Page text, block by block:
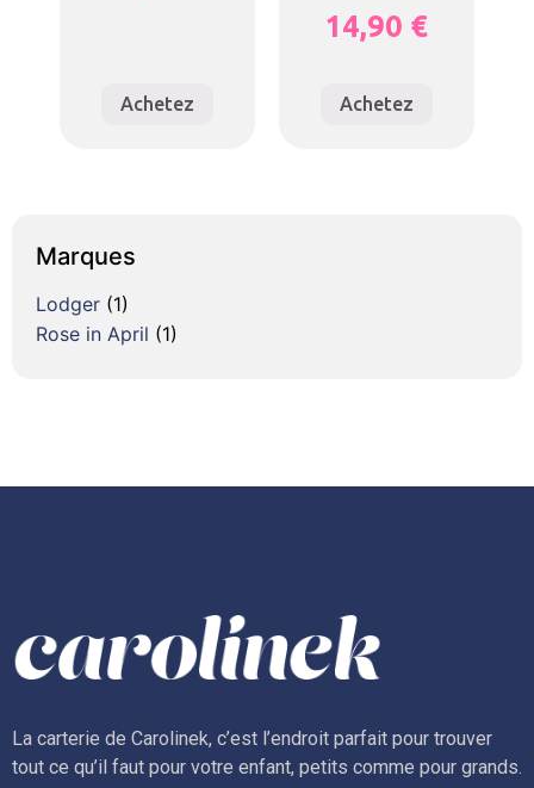
Achetez
14,90 €
Achetez
Marques
Lodger (1)
Rose in April (1)
La carterie de Carolinek, c’est l’endroit parfait pour trouver
tout ce qu’il faut pour votre enfant, petits comme pour grands.